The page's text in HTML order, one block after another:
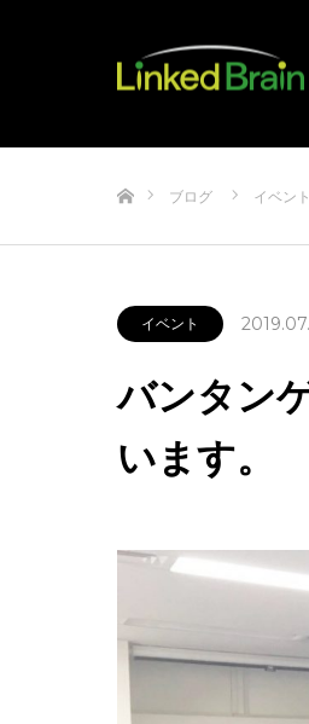
ブログ イベント
イベント
バンタン
います。